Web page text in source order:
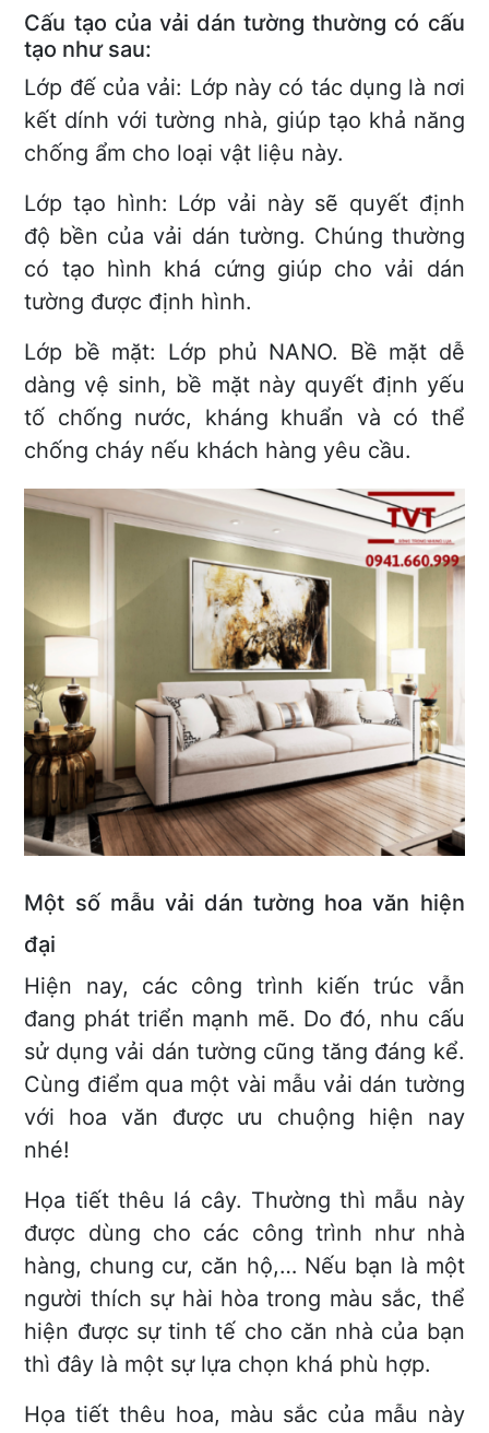
Cấu tạo của vải dán tường thường có cấu
tạo như sau:
Lớp đế của vải: Lớp này có tác dụng là nơi
kết dính với tường nhà, giúp tạo khả năng
chống ẩm cho loại vật liệu này.
Lớp tạo hình: Lớp vải này sẽ quyết định
độ bền của vải dán tường. Chúng thường
có tạo hình khá cứng giúp cho vải dán
tường được định hình.
Lớp bề mặt: Lớp phủ NANO. Bề mặt dễ
dàng vệ sinh, bề mặt này quyết định yếu
tố chống nước, kháng khuẩn và có thể
chống cháy nếu khách hàng yêu cầu.
Một số mẫu vải dán tường hoa văn hiện
đại
Hiện nay, các công trình kiến trúc vẫn
đang phát triển mạnh mẽ. Do đó, nhu cấu
sử dụng vải dán tường cũng tăng đáng kể.
Cùng điểm qua một vài mẫu vải dán tường
với hoa văn được ưu chuộng hiện nay
nhé!
Họa tiết thêu lá cây. Thường thì mẫu này
được dùng cho các công trình như nhà
hàng, chung cư, căn hộ,… Nếu bạn là một
người thích sự hài hòa trong màu sắc, thể
hiện được sự tinh tế cho căn nhà của bạn
thì đây là một sự lựa chọn khá phù hợp.
Họa tiết thêu hoa, màu sắc của mẫu này